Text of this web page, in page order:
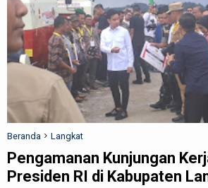
Beranda Langkat
Pengamanan Kunjungan
Presiden RI di Kabupaten
ACEH
BISNIS
EDUKASI
ADVETORIAL
REDAKSI